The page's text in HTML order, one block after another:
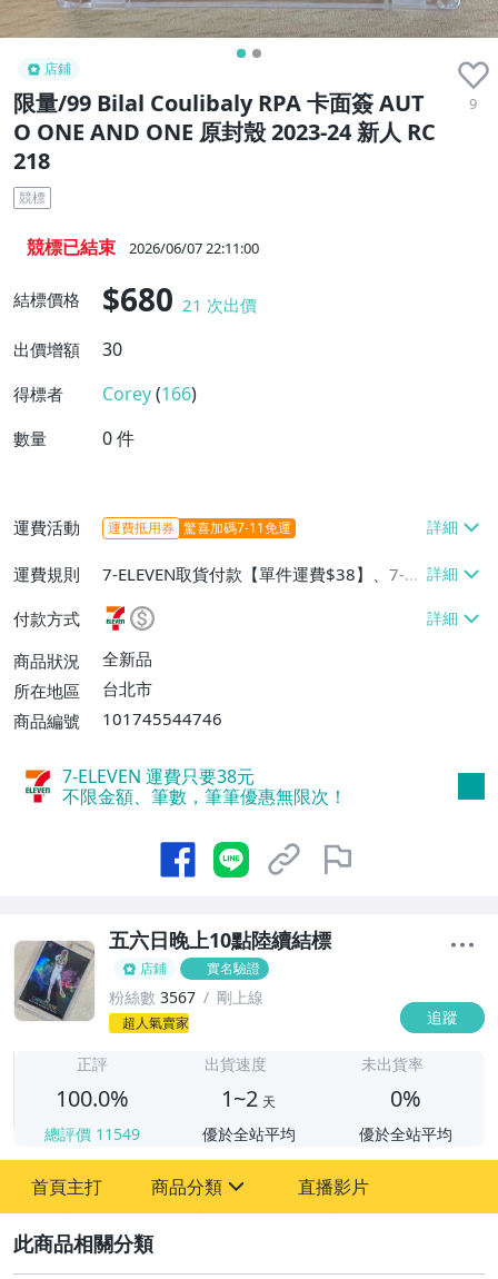
店鋪
限量/99 Bilal Coulibaly RPA 卡面簽 AUT
O ONE AND ONE 原封殼 2023-24 新人 RC
218
9
競標
競標已結束 2026/06/07 22:11:00
結標價格 $680 21 次出價
出價增額
30
得標者 Corey(166)
數量 0件
運費活動 運費抵用券 驚喜加碼7-11免運
運費規則
7-ELEVEN取貨付款【單件運費$38】、7-EL
EVEN取貨不付款【單件運費$38】、郵局掛
號【單件運費$50】
付款方式
商品狀況
全新品
所在地區
台北市
商品編號
101745544746
7-ELEVEN 運費只要38元
不限金額、筆數，筆筆優惠無限次！
五六日晚上10點陸續結標
店鋪 實名驗證
粉絲數 3567 剛上線
超人氣賣家 追蹤
正評
100.0%
總評價 11549
出貨速度
1~2 天
優於全站平均
未出貨率
0%
優於全站平均
首頁主打 商品分類
直購 - NBA PRIZM 新秀 RC
直播影片